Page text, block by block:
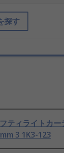
探す
ティライトカー
3 1K3-123